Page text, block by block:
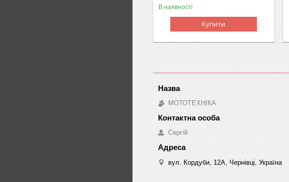
В наявності
Купити
МОТОТЕХНІКА
Сергій
вул. Кордуби, 12А, Чернівці, Україна